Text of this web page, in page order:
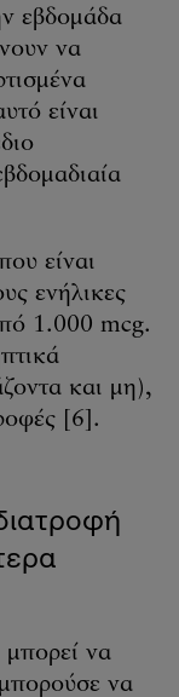
εβδομάδα
να
είναι
είναι
ενήλικες
1.000 mcg.
και μη),
[6].
να
να